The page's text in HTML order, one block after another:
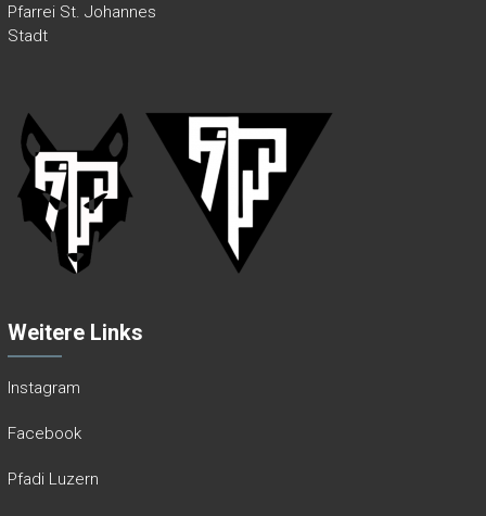
Pfarrei St. Johannes
Stadt
Weitere Links
Instagram
Facebook
Pfadi Luzern